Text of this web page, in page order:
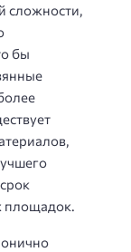
сложности,
бы
площадок.